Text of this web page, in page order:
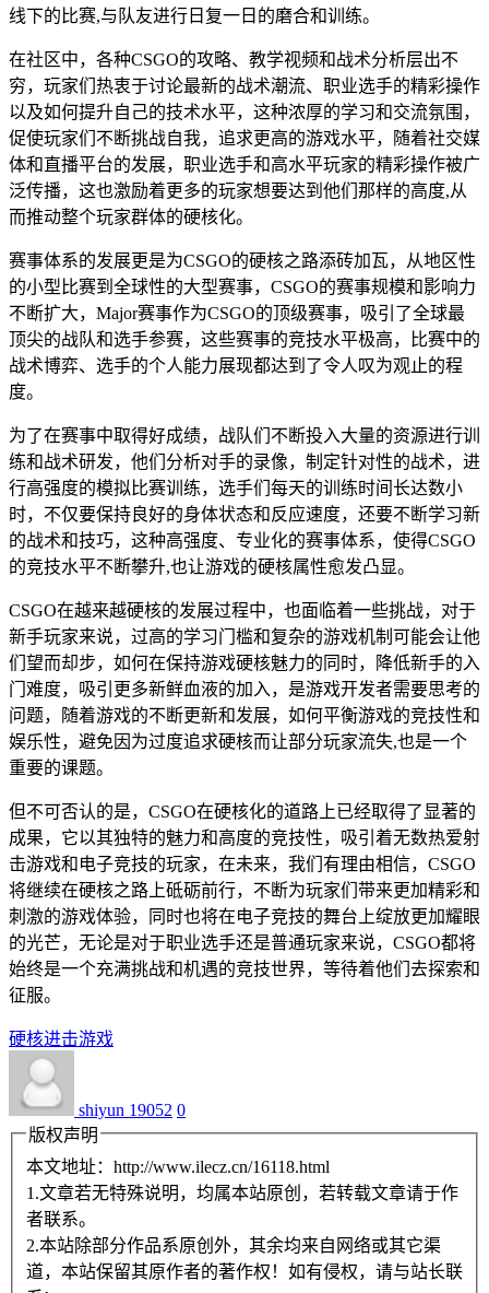
线下的比赛,与队友进行日复一日的磨合和训练。
在社区中，各种CSGO的攻略、教学视频和战术分析层出不
穷，玩家们热衷于讨论最新的战术潮流、职业选手的精彩操作
以及如何提升自己的技术水平，这种浓厚的学习和交流氛围，
促使玩家们不断挑战自我，追求更高的游戏水平，随着社交媒
体和直播平台的发展，职业选手和高水平玩家的精彩操作被广
泛传播，这也激励着更多的玩家想要达到他们那样的高度,从
而推动整个玩家群体的硬核化。
赛事体系的发展更是为CSGO的硬核之路添砖加瓦，从地区性
的小型比赛到全球性的大型赛事，CSGO的赛事规模和影响力
不断扩大，Major赛事作为CSGO的顶级赛事，吸引了全球最
顶尖的战队和选手参赛，这些赛事的竞技水平极高，比赛中的
战术博弈、选手的个人能力展现都达到了令人叹为观止的程
度。
为了在赛事中取得好成绩，战队们不断投入大量的资源进行训
练和战术研发，他们分析对手的录像，制定针对性的战术，进
行高强度的模拟比赛训练，选手们每天的训练时间长达数小
时，不仅要保持良好的身体状态和反应速度，还要不断学习新
的战术和技巧，这种高强度、专业化的赛事体系，使得CSGO
的竞技水平不断攀升,也让游戏的硬核属性愈发凸显。
CSGO在越来越硬核的发展过程中，也面临着一些挑战，对于
新手玩家来说，过高的学习门槛和复杂的游戏机制可能会让他
们望而却步，如何在保持游戏硬核魅力的同时，降低新手的入
门难度，吸引更多新鲜血液的加入，是游戏开发者需要思考的
问题，随着游戏的不断更新和发展，如何平衡游戏的竞技性和
娱乐性，避免因为过度追求硬核而让部分玩家流失,也是一个
重要的课题。
但不可否认的是，CSGO在硬核化的道路上已经取得了显著的
成果，它以其独特的魅力和高度的竞技性，吸引着无数热爱射
击游戏和电子竞技的玩家，在未来，我们有理由相信，CSGO
将继续在硬核之路上砥砺前行，不断为玩家们带来更加精彩和
刺激的游戏体验，同时也将在电子竞技的舞台上绽放更加耀眼
的光芒，无论是对于职业选手还是普通玩家来说，CSGO都将
始终是一个充满挑战和机遇的竞技世界，等待着他们去探索和
征服。
硬核进击游戏
shiyun 19052 0
版权声明
本文地址：http://www.ilecz.cn/16118.html
1.文章若无特殊说明，均属本站原创，若转载文章请于作
者联系。
2.本站除部分作品系原创外，其余均来自网络或其它渠
道，本站保留其原作者的著作权！如有侵权，请与站长联